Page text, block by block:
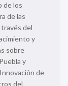
de los
de las
del
y
sobre
y
de
del